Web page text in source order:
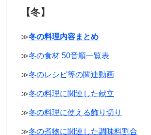
【冬】
≫冬の料理内容まとめ
≫冬の食材 50音順一覧表
≫冬のレシピ等の関連動画
≫冬の料理に関連した献立
≫冬の料理に使える飾り切り
≫冬の煮物に関連した調味料割合